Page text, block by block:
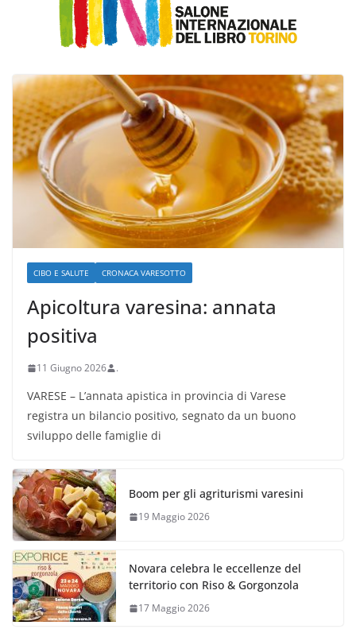
CIBO E SALUTE CRONACA VARESOTTO
Apicoltura varesina: annata
positiva
11 Giugno 2026 .
VARESE – L’annata apistica in provincia di Varese
registra un bilancio positivo, segnato da un buono
sviluppo delle famiglie di
Boom per gli agriturismi varesini
19 Maggio 2026
Novara celebra le eccellenze del
territorio con Riso & Gorgonzola
17 Maggio 2026